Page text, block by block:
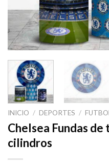
INICIO / DEPORTES /
Chelsea Fundas
cilindros